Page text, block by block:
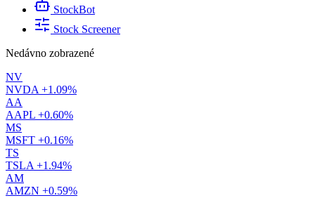
StockBot
Stock Screener
Nedávno zobrazené
NV
NVDA +1.09%
AA
AAPL +0.60%
MS
MSFT +0.16%
TS
TSLA +1.94%
AM
AMZN +0.59%